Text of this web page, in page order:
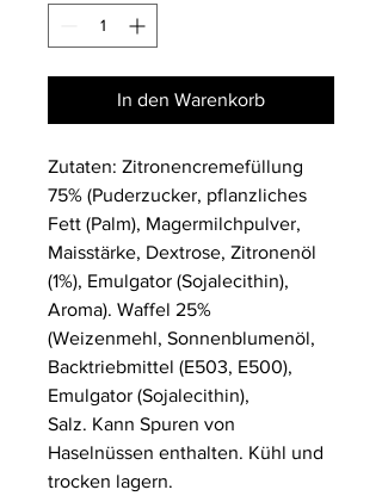
In den Warenkorb
Zutaten: Zitronencremefüllung
75% (Puderzucker, pflanzliches
Fett (Palm), Magermilchpulver,
Maisstärke, Dextrose, Zitronenöl
(1%), Emulgator (Sojalecithin),
Aroma). Waffel 25%
(Weizenmehl, Sonnenblumenöl,
Backtriebmittel (E503, E500),
Emulgator (Sojalecithin),
Salz. Kann Spuren von
Haselnüssen enthalten. Kühl und
trocken lagern.